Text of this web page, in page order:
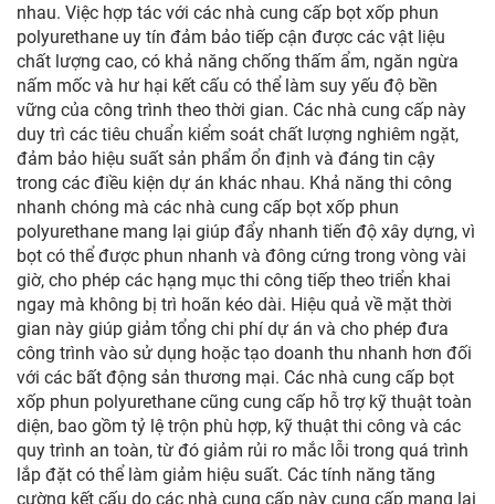
nhau. Việc hợp tác với các nhà cung cấp bọt xốp phun
polyurethane uy tín đảm bảo tiếp cận được các vật liệu
chất lượng cao, có khả năng chống thấm ẩm, ngăn ngừa
nấm mốc và hư hại kết cấu có thể làm suy yếu độ bền
vững của công trình theo thời gian. Các nhà cung cấp này
duy trì các tiêu chuẩn kiểm soát chất lượng nghiêm ngặt,
đảm bảo hiệu suất sản phẩm ổn định và đáng tin cậy
trong các điều kiện dự án khác nhau. Khả năng thi công
nhanh chóng mà các nhà cung cấp bọt xốp phun
polyurethane mang lại giúp đẩy nhanh tiến độ xây dựng, vì
bọt có thể được phun nhanh và đông cứng trong vòng vài
giờ, cho phép các hạng mục thi công tiếp theo triển khai
ngay mà không bị trì hoãn kéo dài. Hiệu quả về mặt thời
gian này giúp giảm tổng chi phí dự án và cho phép đưa
công trình vào sử dụng hoặc tạo doanh thu nhanh hơn đối
với các bất động sản thương mại. Các nhà cung cấp bọt
xốp phun polyurethane cũng cung cấp hỗ trợ kỹ thuật toàn
diện, bao gồm tỷ lệ trộn phù hợp, kỹ thuật thi công và các
quy trình an toàn, từ đó giảm rủi ro mắc lỗi trong quá trình
lắp đặt có thể làm giảm hiệu suất. Các tính năng tăng
cường kết cấu do các nhà cung cấp này cung cấp mang lại